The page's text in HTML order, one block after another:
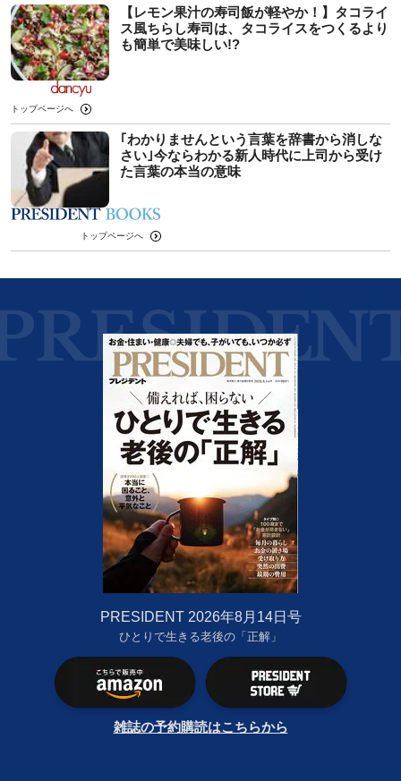
【レモン果汁の寿司飯が軽やか！】タコライ
ス風ちらし寿司は、タコライスをつくるより
も簡単で美味しい!?
トップページへ
｢わかりませんという言葉を辞書から消しな
さい｣今ならわかる新人時代に上司から受け
た言葉の本当の意味
トップページへ
PRESIDENT 2026年8月14日号
ひとりで生きる老後の「正解」
雑誌の予約購読はこちらから